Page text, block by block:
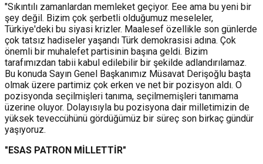
"Sıkıntılı zamanlardan memleket geçiyor. Eee ama bu yeni bir
şey değil. Bizim çok şerbetli olduğumuz meseleler,
Türkiye'deki bu siyasi krizler. Maalesef özellikle son günlerde
çok tatsız hadiseler yaşandı Türk demokrasisi adına. Çok
önemli bir muhalefet partisinin başına geldi. Bizim
tarafımızdan tabii kabul edilebilir bir şekilde adlandırılamaz.
Bu konuda Sayın Genel Başkanımız Müsavat Derişoğlu başta
olmak üzere partimiz çok erken ve net bir pozisyon aldı. O
pozisyonda seçilmişleri tanıma, seçilmemişleri tanımama
üzerine oluyor. Dolayısıyla bu pozisyona dair milletimizin de
yüksek teveccühünü gördüğümüz bir süreç son birkaç gündür
yaşıyoruz.
"ESAS PATRON MİLLETTİR"